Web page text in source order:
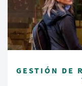
GESTIÓN DE